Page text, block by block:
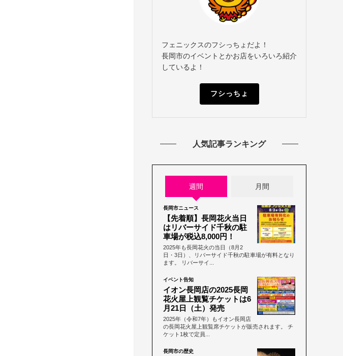
フェニックスのフシっちょだよ！
長岡市のイベントとかお店をいろいろ紹介
しているよ！
フシっちょ
人気記事ランキング
週間 月間
長岡市ニュース
【先着順】長岡花火当日
はリバーサイド千秋の駐
車場が税込8,000円！
2025年も長岡花火の当日（8月2
日・3日）、リバーサイド千秋の駐車場が有料となり
ます。 リバーサイ...
イベント告知
イオン長岡店の2025長岡
花火屋上観覧チケットは6
月21日（土）発売
2025年（令和7年）もイオン長岡店
の長岡花火屋上観覧席チケットが販売されます。 チ
ケット1枚で定員...
長岡市の歴史